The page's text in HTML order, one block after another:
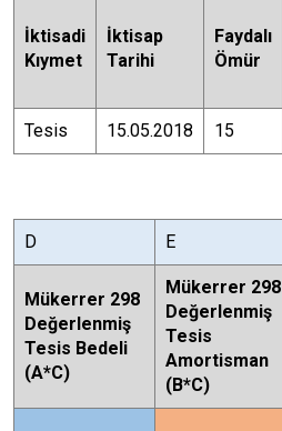
İktisadi
Kıymet
İktisap
Tarihi
Faydalı
Ömür
Tesis 15.05.2018 15
D E
Mükerrer 298
Değerlenmiş
Tesis Bedeli
(A*C)
Mükerrer 298
Değerlenmiş
Tesis
Amortisman
(B*C)